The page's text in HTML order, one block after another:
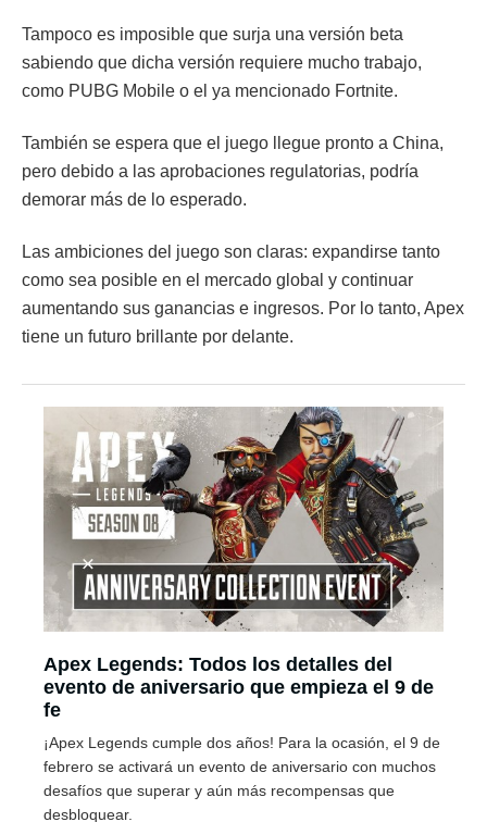
Tampoco es imposible que surja una versión beta
sabiendo que dicha versión requiere mucho trabajo,
como PUBG Mobile o el ya mencionado Fortnite.
También se espera que el juego llegue pronto a China,
pero debido a las aprobaciones regulatorias, podría
demorar más de lo esperado.
Las ambiciones del juego son claras: expandirse tanto
como sea posible en el mercado global y continuar
aumentando sus ganancias e ingresos. Por lo tanto, Apex
tiene un futuro brillante por delante.
Apex Legends: Todos los detalles del
evento de aniversario que empieza el 9 de
fe
¡Apex Legends cumple dos años! Para la ocasión, el 9 de
febrero se activará un evento de aniversario con muchos
desafíos que superar y aún más recompensas que
desbloquear.